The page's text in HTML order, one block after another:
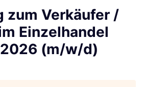
zum Verkäufer /
Einzelhandel
(m/w/d)